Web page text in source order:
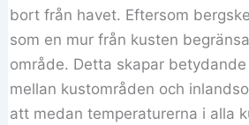
bort från havet. Eftersom
som en mur från kusten
område. Detta skapar
mellan kustområden och
att medan temperaturerna i alla